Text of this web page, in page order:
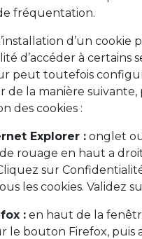
fréquentation.
d’un cookie
d’accéder à certains
peut toutefois
de la manière
des cookies :
Explorer : onglet
rouage en haut a
sur
les cookies. Validez
: en haut de la
le bouton Firefox, puis